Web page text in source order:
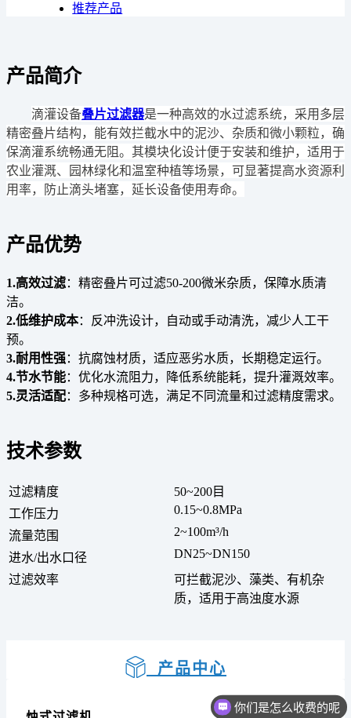
推荐产品
产品简介
滴灌设备叠片过滤器是一种高效的水过滤系统，采用多层
精密叠片结构，能有效拦截水中的泥沙、杂质和微小颗粒，确
保滴灌系统畅通无阻。其模块化设计便于安装和维护，适用于
农业灌溉、园林绿化和温室种植等场景，可显著提高水资源利
用率，防止滴头堵塞，延长设备使用寿命。
产品优势
1.高效过滤：精密叠片可过滤50-200微米杂质，保障水质清
洁。
2.低维护成本：反冲洗设计，自动或手动清洗，减少人工干
预。
3.耐用性强：抗腐蚀材质，适应恶劣水质，长期稳定运行。
4.节水节能：优化水流阻力，降低系统能耗，提升灌溉效率。
5.灵活适配：多种规格可选，满足不同流量和过滤精度需求。
技术参数
过滤精度
50~200目
工作压力
0.15~0.8MPa
流量范围
2~100m³/h
进水/出水口径
DN25~DN150
过滤效率
可拦截泥沙、藻类、有机杂
质，适用于高浊度水源
产品中心
你们是怎么收费的呢